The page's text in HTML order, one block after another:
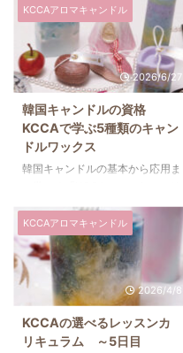
や資格認定費は必要？」 「資格
取得後に追加費用はあるの？」
このような疑問をお持ちの方も多
いのではないでしょうか。 KCCA
韓国キャンドル資格の費用は受講
する教室によって異なりますが、
おおよそ20万円前後が目安で
す。その金額には受講料だけでな
く、材料費や資格申請費、国際送
金費などが含まれています。ま
せん。 この記事では、KCCA韓国
キャンドル資格の受講料や材 ...
KCCAアロマキャンドル
2026/6/27
韓国キャンドルの資格
KCCAで学ぶ5種類のキャン
ドルワックス
韓国キャンドルの基本から応用ま
ルコース」では、ソイワックスを
使ったキャンドル制作がメインに
なりますが、それ以外にもさまざ
まな種類のキャンドルワックスを
扱います。韓国キャンドルは使用
するワックスの種類によって質感
や透明感、仕上がりの雰囲気が大
きく変わることが特徴です。今回
はKCCA資格講座で学ぶ代表的な
KCCAアロマキャンドル
2026/4/8
KCCAの選べるレッスンカ
リキュラム ～5日目